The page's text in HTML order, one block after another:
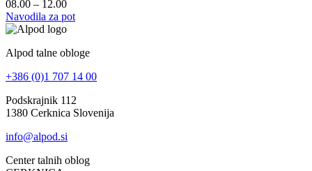
08.00 – 12.00
Navodila za pot
Alpod talne obloge
+386 (0)1 707 14 00
Podskrajnik 112
1380 Cerknica Slovenija
info@alpod.si
Center talnih oblog